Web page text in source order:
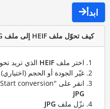
ابدأ
كيف تحوّل ملف HEIF إلى ملف JPG؟
اختر ملف HEIFالذي تريد
غيّر الجودة أو الحجم (اختياري)
انقر على "Start conversion" لتحويل ملفك من
JPG
نزّل ملف JPG